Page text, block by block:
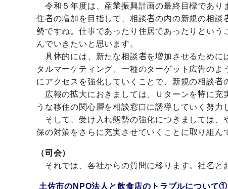
令和５年度は、産業振興計画の最終目標であり
住者の増加を目指して、相談者の内の新規の相
勢ですね。仕事であったり住居であったりとい
んでいきたいと思います。
具体的には、新たな相談者を増加させるために
タルマーケティング、一種のターゲット広告の
にアクセスを強化していくことで、新規の相談者
広報の拡大におきましては、Ｕターンを特に充
うな移住の関心層を相談窓口に誘導していく努力
そして、受け入れ態勢の強化につきましては、
保の対策をさらに充実させていくことに取り組ん
（司会）
それでは、各社からの質問に移ります。社名と
土佐市のNPO法人と飲食店のトラブルについて①